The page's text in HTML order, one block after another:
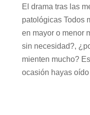
El drama tras las
patológicas Todos
en mayor o menor
sin necesidad?,
mienten mucho?
ocasión hayas